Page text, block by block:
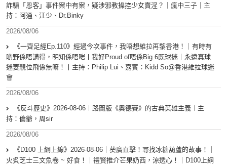
詐騙「恩客」事件案中有案，疑涉邪教操控少女賣淫？｜瘋中三子｜主
持：阿通、江少、Dr.Binky
2026/08/06
《一齊足經Ep.110》經過今次事件，我唔想維拉再黎香港！｜有時有
啲野係唔講得，明知係唔啱丨我好Proud of唔係Big 6既球迷｜永遠真球
迷要靚位飛係無嘛！丨主持：Philip Lui、嘉賓：Kidd So@香港維拉球迷
會
2026/08/06
《反斗歷史》2026-08-06︱路蘭版《奧德賽》的古典英雄主義︱主
持：倫爺，周sir
2026/08/06
《D100 上綱上線》2026-08-06｜葵廣直擊！尋找冰糖葫蘆的故事！｜
火炙芝士三文魚卷 ~ 好食！｜禮賢推介芒果奶西，涼透心！｜D100上綱